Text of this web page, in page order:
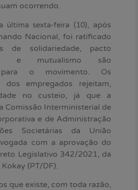
ocorrendo.
última sexta-feira (10), após
Nacional, foi ratificado
de solidariedade, pacto
e mutualismo são
para o movimento. Os
dos empregados rejeitam,
no custeio, já que a
Comissão Interministerial de
e de Administração
Societárias da União
com a aprovação do
Legislativo 342/2021, da
(PT/DF).
que existe, com toda razão,